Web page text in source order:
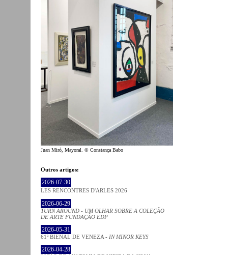
Juan Miró, Mayoral. © Constança Babo
Outros artigos:
2026-07-30
LES RENCONTRES D'ARLES 2026
2026-06-29
TURN AROUND - UM OLHAR SOBRE A COLEÇÃO
DE ARTE FUNDAÇÃO EDP
2026-05-31
61ª BIENAL DE VENEZA - IN MINOR KEYS
2026-04-28